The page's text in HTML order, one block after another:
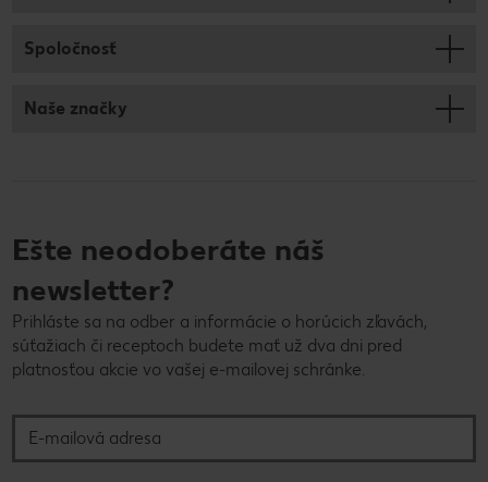
Spoločnosť
Naše značky
Ešte neodoberáte náš
newsletter?
Prihláste sa na odber a informácie o horúcich zľavách,
súťažiach či receptoch budete mať už dva dni pred
platnosťou akcie vo vašej e-mailovej schránke.